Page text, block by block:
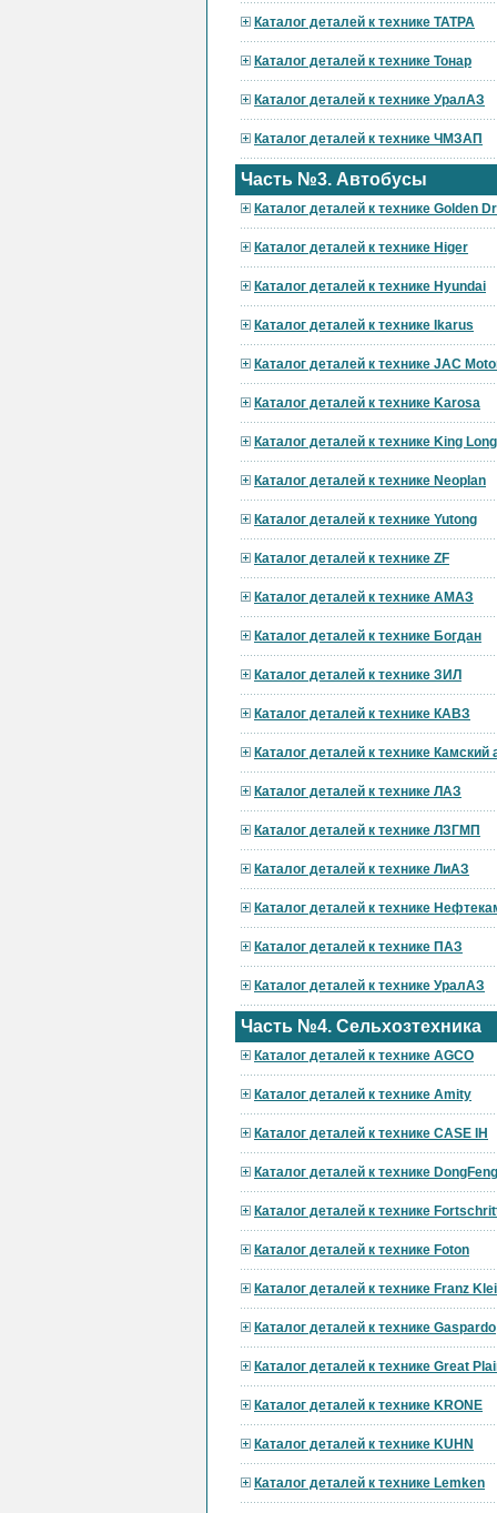
Каталог деталей к технике ТАТРА
Каталог деталей к технике Тонар
Каталог деталей к технике УралАЗ
Каталог деталей к технике ЧМЗАП
Часть №3. Автобусы
Каталог деталей к технике Golden
Каталог деталей к технике Higer
Каталог деталей к технике Hyundai
Каталог деталей к технике Ikarus
Каталог деталей к технике JAC
Каталог деталей к технике Karosa
Каталог деталей к технике King Long
Каталог деталей к технике Neoplan
Каталог деталей к технике Yutong
Каталог деталей к технике ZF
Каталог деталей к технике АМАЗ
Каталог деталей к технике Богдан
Каталог деталей к технике ЗИЛ
Каталог деталей к технике КАВЗ
Каталог деталей к технике Камский
Каталог деталей к технике ЛАЗ
Каталог деталей к технике ЛЗГМП
Каталог деталей к технике ЛиАЗ
Каталог деталей к технике
Каталог деталей к технике ПАЗ
Каталог деталей к технике УралАЗ
Часть №4. Сельхозтехника
Каталог деталей к технике AGCO
Каталог деталей к технике Amity
Каталог деталей к технике CASE IH
Каталог деталей к технике DongFeng
Каталог деталей к технике
Каталог деталей к технике Foton
Каталог деталей к технике Franz
Каталог деталей к технике Gaspardo
Каталог деталей к технике Great
Каталог деталей к технике KRONE
Каталог деталей к технике KUHN
Каталог деталей к технике Lemken